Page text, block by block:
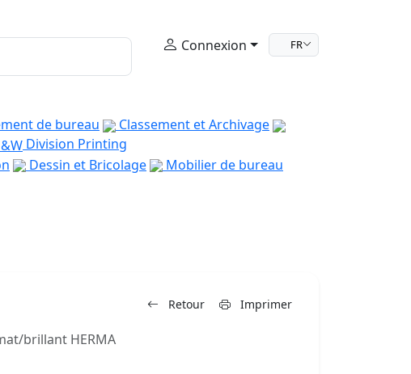
Connexion FR
de bureau
Classement et Archivage
Division Printing
Dessin et Bricolage
Mobilier de bureau
Retour Imprimer
brillant HERMA